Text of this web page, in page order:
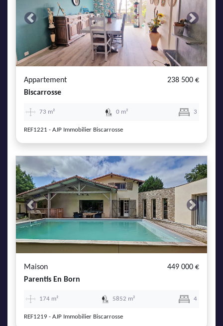
Previous Next
Appartement
238 500 €
Biscarrosse
73 m² 0 m² 3
REF1221 - AJP Immobilier Biscarrosse
Previous Next
Maison
449 000 €
Parentis En Born
174 m² 5852 m² 4
REF1219 - AJP Immobilier Biscarrosse